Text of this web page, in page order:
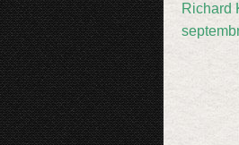
Richard